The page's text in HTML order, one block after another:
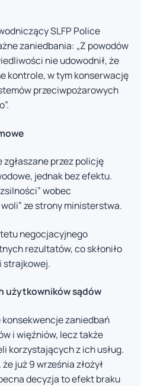
SLFP Police
zaniedbania: „Z powodów
nie udowodnił, że
kontrole, w tym konserwację
przeciwpożarowych
przez policję
jednak bez efektu.
wobec
ze strony ministerstwa.
negocjacyjnego
rezultatów, co skłoniło
strajkowej.
użytkowników sądów
zaniedbań
i więźniów, lecz także
korzystających z ich usług.
już 9 września złożył
decyzja to efekt braku